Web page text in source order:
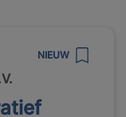
NIEUW